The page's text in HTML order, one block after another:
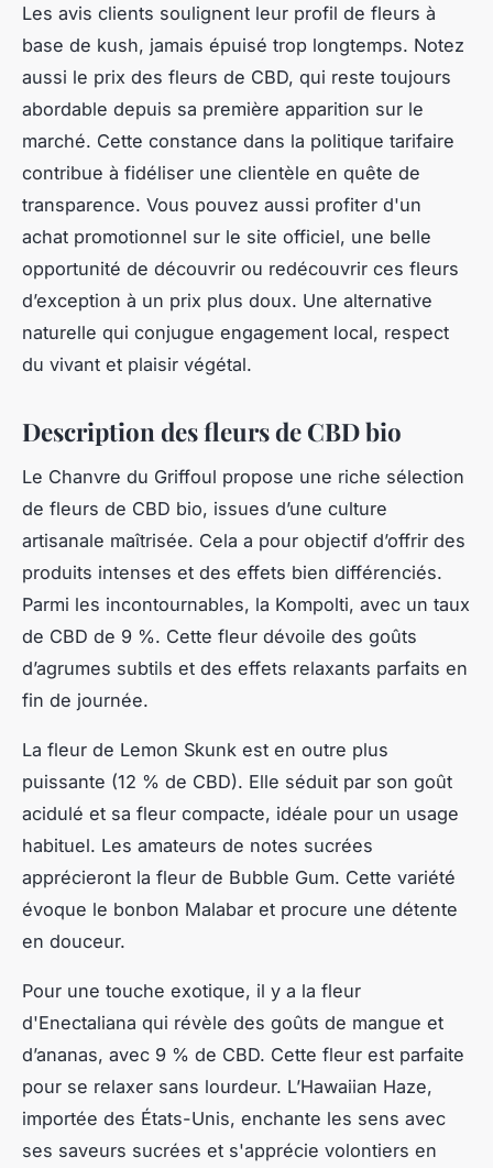
Les avis clients soulignent leur profil de fleurs à
base de kush, jamais épuisé trop longtemps. Notez
aussi le prix des fleurs de CBD, qui reste toujours
abordable depuis sa première apparition sur le
marché. Cette constance dans la politique tarifaire
contribue à fidéliser une clientèle en quête de
transparence. Vous pouvez aussi profiter d'un
achat promotionnel sur le site officiel, une belle
opportunité de découvrir ou redécouvrir ces fleurs
d’exception à un prix plus doux. Une alternative
naturelle qui conjugue engagement local, respect
du vivant et plaisir végétal.
Description des fleurs de CBD bio
Le Chanvre du Griffoul propose une riche sélection
de fleurs de CBD bio, issues d’une culture
artisanale maîtrisée. Cela a pour objectif d’offrir des
produits intenses et des effets bien différenciés.
Parmi les incontournables, la Kompolti, avec un taux
de CBD de 9 %. Cette fleur dévoile des goûts
d’agrumes subtils et des effets relaxants parfaits en
fin de journée.
La fleur de Lemon Skunk est en outre plus
puissante (12 % de CBD). Elle séduit par son goût
acidulé et sa fleur compacte, idéale pour un usage
habituel. Les amateurs de notes sucrées
apprécieront la fleur de Bubble Gum. Cette variété
évoque le bonbon Malabar et procure une détente
en douceur.
Pour une touche exotique, il y a la fleur
d'Enectaliana qui révèle des goûts de mangue et
d’ananas, avec 9 % de CBD. Cette fleur est parfaite
pour se relaxer sans lourdeur. L’Hawaiian Haze,
importée des États-Unis, enchante les sens avec
ses saveurs sucrées et s'apprécie volontiers en